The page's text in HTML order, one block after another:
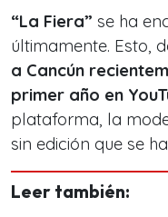
“La Fiera” se ha
últimamente. Esto,
a Cancún
primer año en
plataforma, la
sin edición que se
Leer también: